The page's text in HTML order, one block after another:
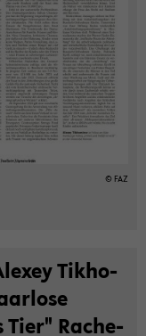
© FAZ
Tik­ho­
Ra­che­